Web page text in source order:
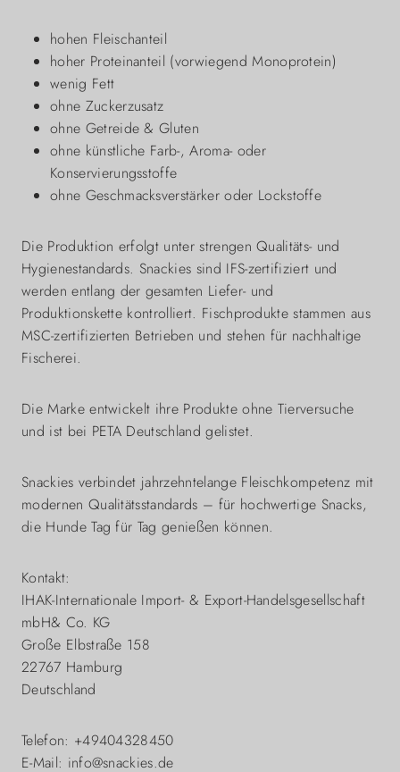
hohen Fleischanteil
hoher Proteinanteil (vorwiegend Monoprotein)
wenig Fett
ohne Zuckerzusatz
ohne Getreide & Gluten
ohne künstliche Farb-, Aroma- oder
Konservierungsstoffe
ohne Geschmacksverstärker oder Lockstoffe
Die Produktion erfolgt unter strengen Qualitäts- und
Hygienestandards. Snackies sind IFS-zertifiziert und
werden entlang der gesamten Liefer- und
Produktionskette kontrolliert. Fischprodukte stammen aus
MSC-zertifizierten Betrieben und stehen für nachhaltige
Fischerei.
Die Marke entwickelt ihre Produkte ohne Tierversuche
und ist bei PETA Deutschland gelistet.
Snackies verbindet jahrzehntelange Fleischkompetenz mit
modernen Qualitätsstandards – für hochwertige Snacks,
die Hunde Tag für Tag genießen können.
Kontakt:
IHAK-Internationale Import- & Export-Handelsgesellschaft
mbH& Co. KG
Große Elbstraße 158
22767 Hamburg
Deutschland
Telefon: +49404328450
E-Mail: info@snackies.de